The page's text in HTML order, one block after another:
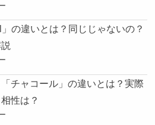
」の違いとは？同じじゃないの？
「チャコール」の違いとは？実際
性は？